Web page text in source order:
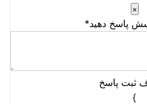
×
پاسخ دهید*
ثبت پاسخ
}